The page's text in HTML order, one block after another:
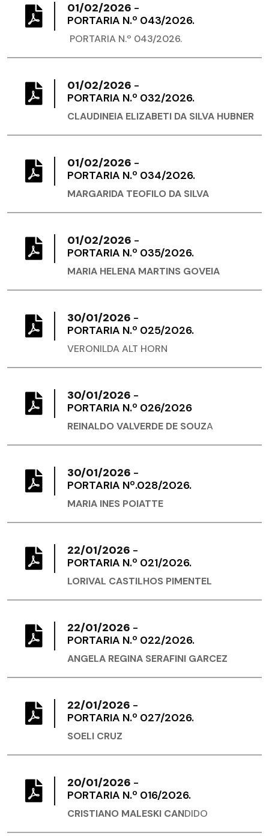
01/02/2026 -
PORTARIA N.º 043/2026.
PORTARIA N.º 043/2026.
01/02/2026 -
PORTARIA N.º 032/2026.
CLAUDINEIA ELIZABETI DA SILVA HUBNER
01/02/2026 -
PORTARIA N.º 034/2026.
MARGARIDA TEOFILO DA SILVA
01/02/2026 -
PORTARIA N.º 035/2026.
MARIA HELENA MARTINS GOVEIA
30/01/2026 -
PORTARIA N.º 025/2026.
VERONILDA ALT HORN
30/01/2026 -
PORTARIA N.º 026/2026
REINALDO VALVERDE DE SOUZA
30/01/2026 -
PORTARIA Nº.028/2026.
MARIA INES POIATTE
22/01/2026 -
PORTARIA N.º 021/2026.
LORIVAL CASTILHOS PIMENTEL
22/01/2026 -
PORTARIA N.º 022/2026.
ANGELA REGINA SERAFINI GARCEZ
22/01/2026 -
PORTARIA N.º 027/2026.
SOELI CRUZ
20/01/2026 -
PORTARIA N.º 016/2026.
CRISTIANO MALESKI CANDIDO